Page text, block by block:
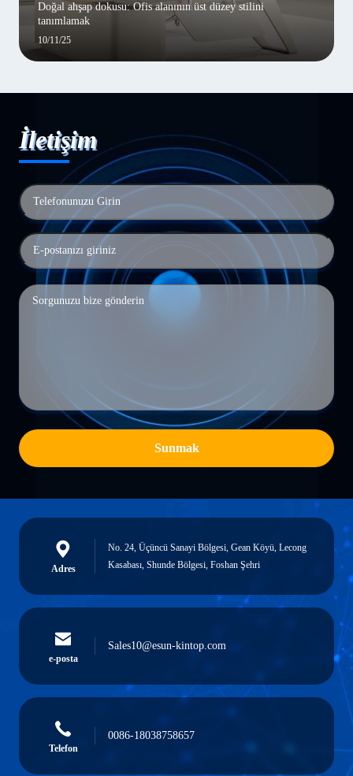
Doğal ahşap dokusu: Ofis alanının üst düzey stilini
tanımlamak
10/11/25
İletişim
Sunmak
Adres
No. 24, Üçüncü Sanayi Bölgesi, Gean Köyü, Lecong
Kasabası, Shunde Bölgesi, Foshan Şehri
e-posta
Sales10@esun-kintop.com
Telefon
0086-18038758657